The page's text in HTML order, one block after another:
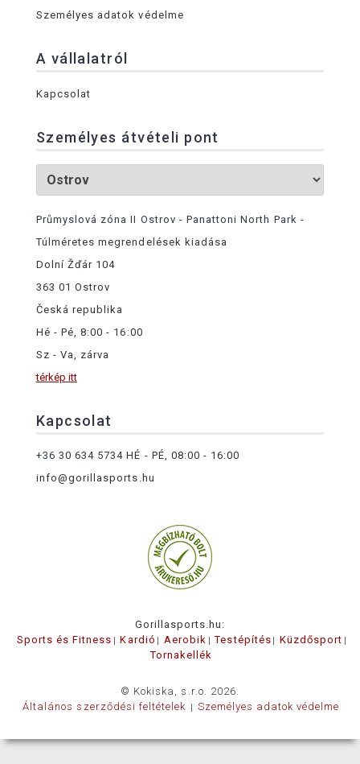
Személyes adatok védelme
A vállalatról
Kapcsolat
Személyes átvételi pont
Průmyslová zóna II Ostrov - Panattoni North Park -
Túlméretes megrendelések kiadása
Dolní Žďár 104
363 01 Ostrov
Česká republika
Hé - Pé, 8:00 - 16:00
Sz - Va, zárva
térkép itt
Kapcsolat
+36 30 634 5734 HÉ - PÉ, 08:00 - 16:00
info@gorillasports.hu
Gorillasports.hu:
Sports és Fitness
Kardió Aerobik Testépítés
Küzdősport
Tornakellék
© Kokiska, s.r.o. 2026.
Általános szerződési feltételek
Személyes adatok védelme